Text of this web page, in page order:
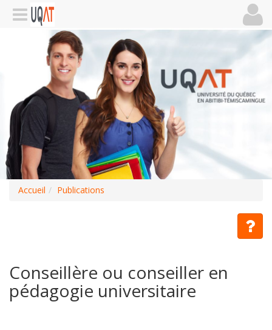
Accueil Publications
Conseillère ou conseiller en
pédagogie universitaire